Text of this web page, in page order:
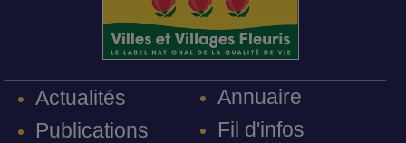
Actualités
Publications
Annuaire
Fil d'infos